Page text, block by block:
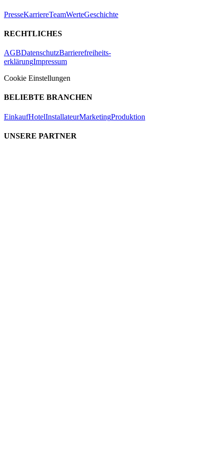
PresseKarriereTeamWerteGeschichte
RECHTLICHES
AGBDatenschutzBarrierefreiheits-
erklärungImpressum
Cookie Einstellungen
BELIEBTE BRANCHEN
EinkaufHotelInstallateurMarketingProduktion
UNSERE PARTNER